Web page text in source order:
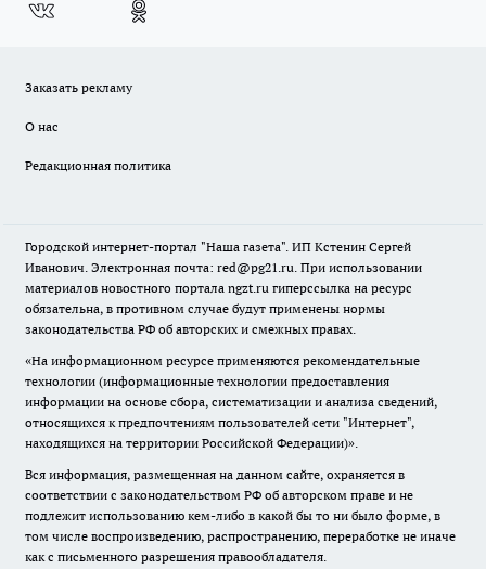
Заказать рекламу
О нас
Редакционная политика
Городской интернет-портал "Наша газета". ИП Кстенин Сергей
Иванович. Электронная почта: red@pg21.ru. При использовании
материалов новостного портала ngzt.ru гиперссылка на ресурс
обязательна, в противном случае будут применены нормы
законодательства РФ об авторских и смежных правах.
«На информационном ресурсе применяются рекомендательные
технологии (информационные технологии предоставления
информации на основе сбора, систематизации и анализа сведений,
относящихся к предпочтениям пользователей сети "Интернет",
находящихся на территории Российской Федерации)».
Вся информация, размещенная на данном сайте, охраняется в
соответствии с законодательством РФ об авторском праве и не
подлежит использованию кем-либо в какой бы то ни было форме, в
том числе воспроизведению, распространению, переработке не иначе
как с письменного разрешения правообладателя.